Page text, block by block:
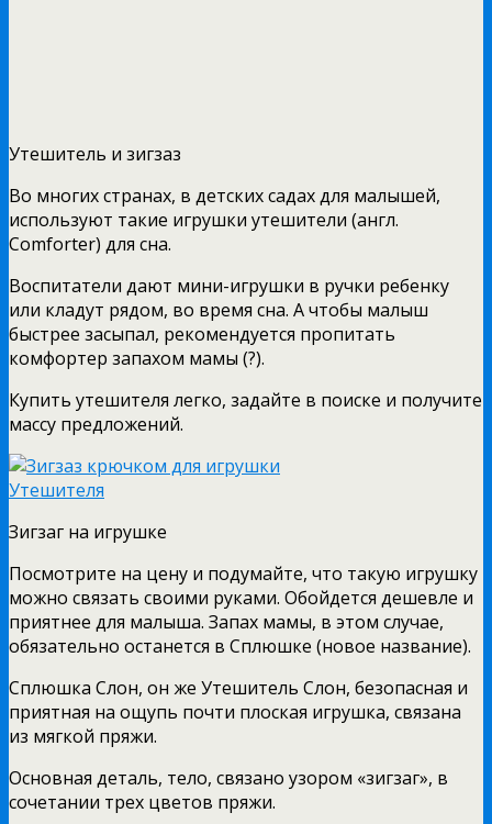
Утешитель и зигзаз
Во многих странах, в детских садах для малышей,
используют такие игрушки утешители (англ.
Comforter) для сна.
Воспитатели дают мини-игрушки в ручки ребенку
или кладут рядом, во время сна. А чтобы малыш
быстрее засыпал, рекомендуется пропитать
комфортер запахом мамы (?).
Купить утешителя легко, задайте в поиске и получите
массу предложений.
Зигзаг на игрушке
Посмотрите на цену и подумайте, что такую игрушку
можно связать своими руками. Обойдется дешевле и
приятнее для малыша. Запах мамы, в этом случае,
обязательно останется в Сплюшке (новое название).
Сплюшка Слон, он же Утешитель Слон, безопасная и
приятная на ощупь почти плоская игрушка, связана
из мягкой пряжи.
Основная деталь, тело, связано узором «зигзаг», в
сочетании трех цветов пряжи.